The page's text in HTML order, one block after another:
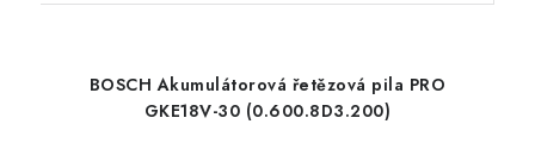
BOSCH Akumulátorová řetězová pila PRO
GKE18V-30 (0.600.8D3.200)